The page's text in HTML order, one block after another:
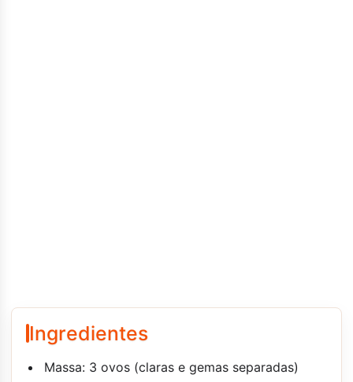
Ingredientes
Massa: 3 ovos (claras e gemas separadas)